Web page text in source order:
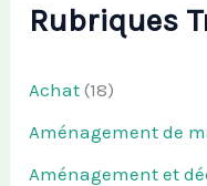
Rubriques
Achat (18)
Aménagement de
Aménagement et